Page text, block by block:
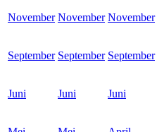
November November November
September September September
Juni Juni Juni